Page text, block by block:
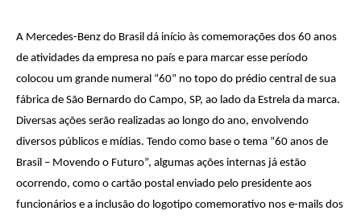
A Mercedes-Benz do Brasil dá início às comemorações dos 60 anos
de atividades da empresa no país e para marcar esse período
colocou um grande numeral “60” no topo do prédio central de sua
fábrica de São Bernardo do Campo, SP, ao lado da Estrela da marca.
Diversas ações serão realizadas ao longo do ano, envolvendo
diversos públicos e mídias. Tendo como base o tema “60 anos de
Brasil – Movendo o Futuro”, algumas ações internas já estão
ocorrendo, como o cartão postal enviado pelo presidente aos
funcionários e a inclusão do logotipo comemorativo nos e-mails dos